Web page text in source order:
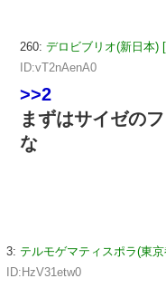
260: デロビブリオ(新日本)
ID:vT2nAenA0
>>2
まずはサイゼの
な
3: テルモゲマティスポラ(東
ID:HzV31etw0